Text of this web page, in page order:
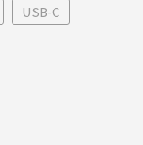
USB-C